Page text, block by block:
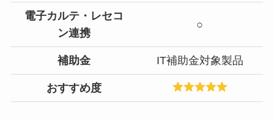
電子カルテ・レセコ
ン連携
○
補助金 IT補助金対象製品
おすすめ度